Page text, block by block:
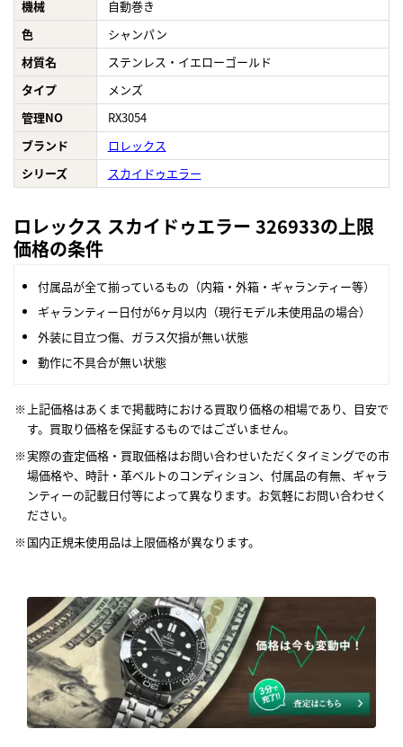
機械
自動巻き
色
シャンパン
材質名
ステンレス・イエローゴールド
タイプ
メンズ
管理NO
RX3054
ブランド
ロレックス
シリーズ
スカイドゥエラー
ロレックス スカイドゥエラー 326933の上限
価格の条件
付属品が全て揃っているもの（内箱・外箱・ギャランティー等）
ギャランティー日付が6ヶ月以内（現行モデル未使用品の場合）
外装に目立つ傷、ガラス欠損が無い状態
動作に不具合が無い状態
上記価格はあくまで掲載時における買取り価格の相場であり、目安で
す。買取り価格を保証するものではございません。
実際の査定価格・買取価格はお問い合わせいただくタイミングでの市
場価格や、時計・革ベルトのコンディション、付属品の有無、ギャラ
ンティーの記載日付等によって異なります。お気軽にお問い合わせく
ださい。
国内正規未使用品は上限価格が異なります。